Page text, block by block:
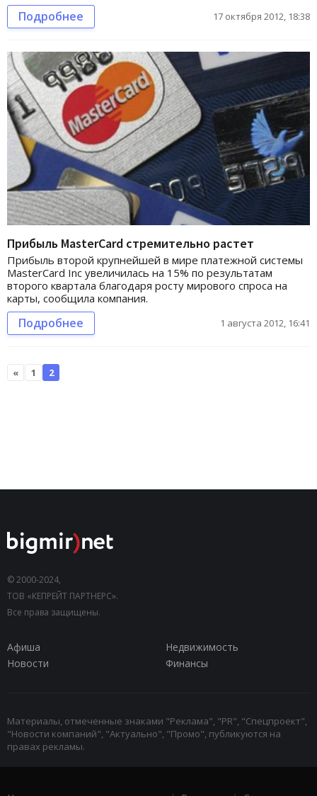
Подробнее 17 октября 2012, 18:38
Прибыль MasterCard стремительно растет
Прибыль второй крупнейшей в мире платежной системы
MasterCard Inc увеличилась на 15% по результатам
второго квартала благодаря росту мирового спроса на
карты, сообщила компания.
Подробнее 1 августа 2012, 16:41
« 1 2
© 2000-2024,
ТОВ «КЕПРЕЙТ ПАРТНЕРС».
Все права защищены.
Афиша
Недвижимость
Новости
Финансы
Материалы, отмеченные знаками "Реклама", "PR", "Спецпроект",
"Новости компаний", "Актуально", "Промо", публикуются на
правах рекламы.